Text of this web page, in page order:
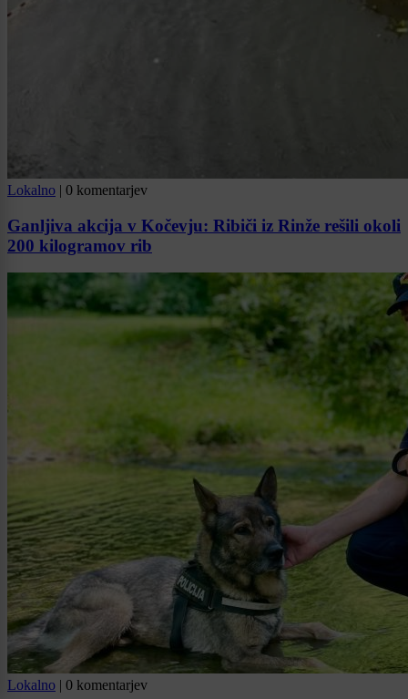
Lokalno | 0 komentarjev
Ganljiva akcija v Kočevju: Ribiči iz Rinže rešili okoli
200 kilogramov rib
Lokalno | 0 komentarjev